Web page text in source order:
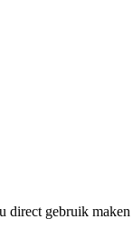
direct gebruik